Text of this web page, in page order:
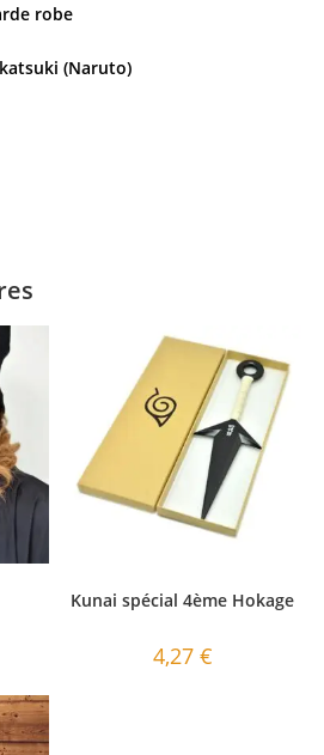
robe
(Naruto)
Kunai spécial 4ème Hokage
4,27 €